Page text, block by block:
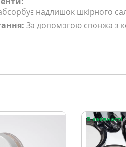
надлишок шкірного
За допомогою спонжа з
В наявності